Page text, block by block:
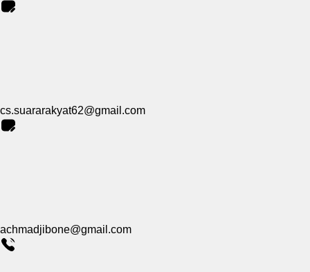
cs.suararakyat62@gmail.com
achmadjibone@gmail.com